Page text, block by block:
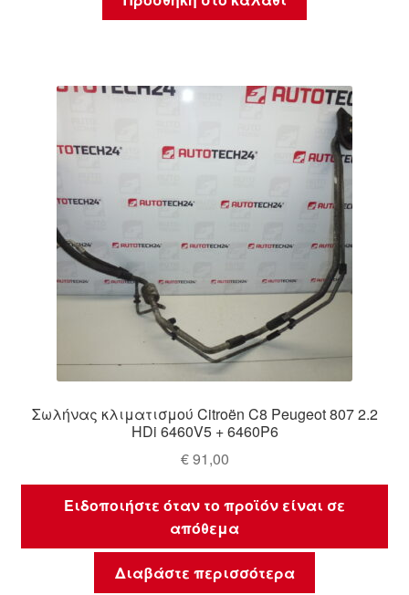
Σωλήνας κλιματισμού Citroën C8 Peugeot 807 2.2
HDi 6460V5 + 6460P6
€91,00
Ειδοποιήστε όταν το προϊόν είναι σε
απόθεμα
Διαβάστε περισσότερα